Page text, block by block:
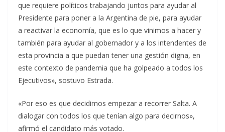
que requiere políticos trabajando juntos para ayudar al
Presidente para poner a la Argentina de pie, para ayudar
a reactivar la economía, que es lo que vinimos a hacer y
también para ayudar al gobernador y a los intendentes de
esta provincia a que puedan tener una gestión digna, en
este contexto de pandemia que ha golpeado a todos los
Ejecutivos», sostuvo Estrada.
«Por eso es que decidimos empezar a recorrer Salta. A
dialogar con todos los que tenían algo para decirnos»,
afirmó el candidato más votado.